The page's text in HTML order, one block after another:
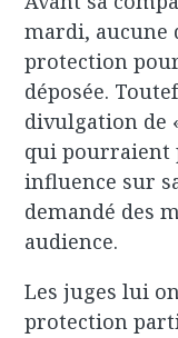
mardi, aucune
protection
déposée.
divulgation de
qui pourraient
influence sur
demandé des
audience.
Les juges lui
protection